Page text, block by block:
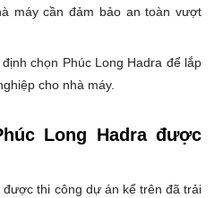
máy cần đảm bảo an toàn vượt
chọn Phúc Long Hadra để lắp
cho nhà máy.
Long Hadra được
thi công dự án kể trên đã trải